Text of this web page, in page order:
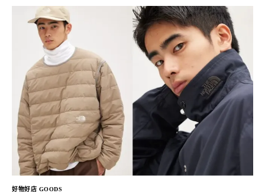
好物好店 GOODS